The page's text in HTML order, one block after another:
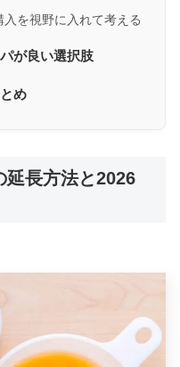
を視野に入れて考える
が良い選択肢
め
長方法と2026